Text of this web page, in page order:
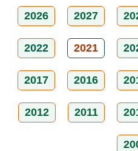
2026 2027
2022 2021
2017 2016
2012 2011